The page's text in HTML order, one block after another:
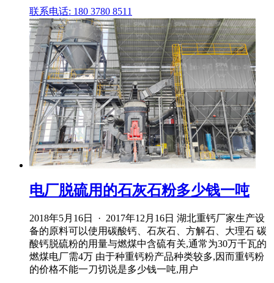
联系电话: 180 3780 8511
电厂脱硫用的石灰石粉多少钱一吨
2018年5月16日 · 2017年12月16日 湖北重钙厂家生产设
备的原料可以使用碳酸钙、石灰石、方解石、大理石 碳
酸钙脱硫粉的用量与燃煤中含硫有关,通常为30万千瓦的
燃煤电厂需4万 由于种重钙粉产品种类较多,因而重钙粉
的价格不能一刀切说是多少钱一吨,用户